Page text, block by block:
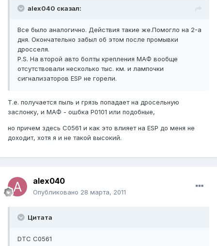
alex040 сказал:
Все было аналогично. Действия такие же.Помогло на 2-а
дня. Окончательно забыл об этом после промывки
дросселя.
Р.S. На второй авто болты крепления МАФ вообще
отсутствовали несколько тыс. км. и лампочки
сигнализаторов ESP не горели.
Т.е. получается пыль и грязь попадает на дросельную
заслонку, и МАФ - ошбка Р0101 или подобные,
но причем здесь С0561 и как это влияет на ESP до меня не
доходит, хотя я и не такой высокий.
alex040
Опубликовано 28 марта, 2011
Цитата
DTC C0561